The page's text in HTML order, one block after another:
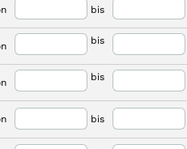
bis
bis
bis
bis